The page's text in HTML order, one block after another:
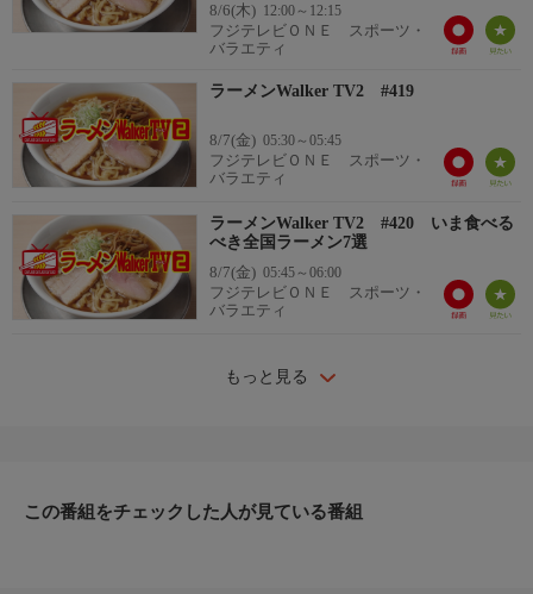
8/6(木) 12:00～12:15
フジテレビＯＮＥ スポーツ・
バラエティ
ラーメンWalker TV2 #419
8/7(金) 05:30～05:45
フジテレビＯＮＥ スポーツ・
バラエティ
ラーメンWalker TV2 #420 いま食べる
べき全国ラーメン7選
8/7(金) 05:45～06:00
フジテレビＯＮＥ スポーツ・
バラエティ
もっと見る
この番組をチェックした人が見ている番組